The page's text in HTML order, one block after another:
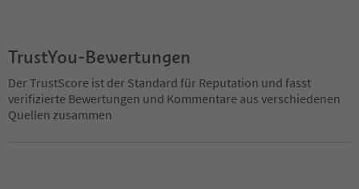
TrustYou-Bewertungen
Der TrustScore ist der Standard für Reputation und fasst
verifizierte Bewertungen und Kommentare aus verschiedenen
Quellen zusammen